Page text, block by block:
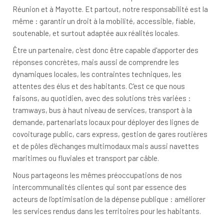
Réunion et à Mayotte. Et partout, notre responsabilité est la
même : garantir un droit à la mobilité, accessible, fiable,
soutenable, et surtout adaptée aux réalités locales.
Être un partenaire, c'est donc être capable d'apporter des
réponses concrètes, mais aussi de comprendre les
dynamiques locales, les contraintes techniques, les
attentes des élus et des habitants. C'est ce que nous
faisons, au quotidien, avec des solutions très variées :
tramways, bus à haut niveau de services, transport à la
demande, partenariats locaux pour déployer des lignes de
covoiturage public, cars express, gestion de gares routières
et de pôles d'échanges multimodaux mais aussi navettes
maritimes ou fluviales et transport par câble.
Nous partageons les mêmes préoccupations de nos
intercommunalités clientes qui sont par essence des
acteurs de l'optimisation de la dépense publique : améliorer
les services rendus dans les territoires pour les habitants.